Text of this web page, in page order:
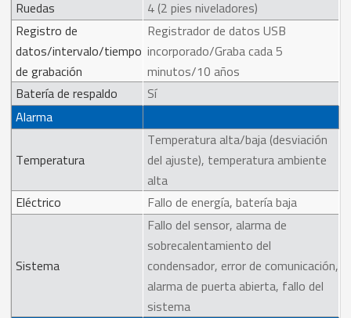
Ruedas
4 (2 pies niveladores)
Registro de
datos/intervalo/tiempo
de grabación
Registrador de datos USB
incorporado/Graba cada 5
minutos/10 años
Batería de respaldo
Sí
Alarma
Temperatura
Temperatura alta/baja (desviación
del ajuste), temperatura ambiente
alta
Eléctrico
Fallo de energía, batería baja
Sistema
Fallo del sensor, alarma de
sobrecalentamiento del
condensador, error de comunicación,
alarma de puerta abierta, fallo del
sistema